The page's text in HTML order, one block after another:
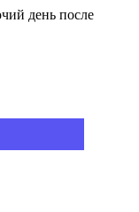
день после